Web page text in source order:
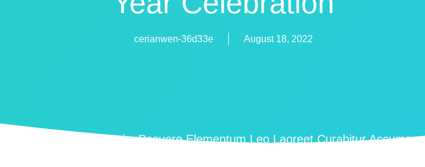
cerianwen-36d33e August 18, 2022
Proin Gravida Nisi Turpis, Posuere Elementum Leo Laoreet Curabitur Accumsan